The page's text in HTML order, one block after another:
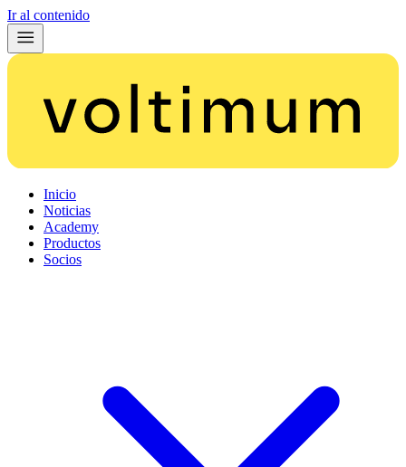
Ir al contenido
Inicio
Noticias
Academy
Productos
Socios